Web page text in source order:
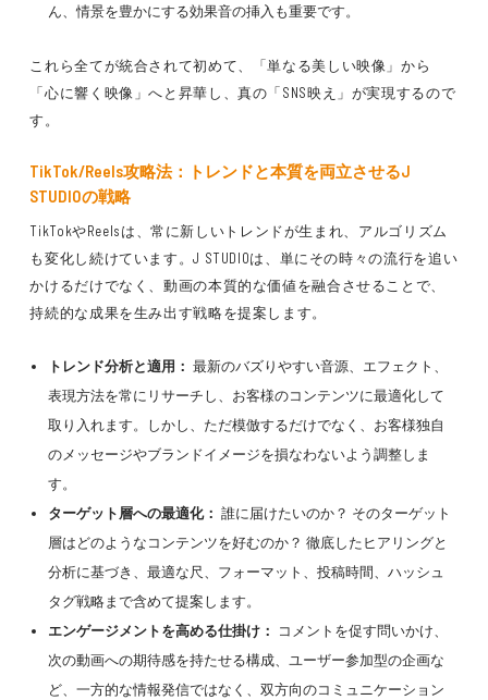
ん、情景を豊かにする効果音の挿入も重要です。
これら全てが統合されて初めて、「単なる美しい映像」から
「心に響く映像」へと昇華し、真の「SNS映え」が実現するので
す。
TikTok/Reels攻略法：トレンドと本質を両立させるJ
STUDIOの戦略
TikTokやReelsは、常に新しいトレンドが生まれ、アルゴリズム
も変化し続けています。J STUDIOは、単にその時々の流行を追い
かけるだけでなく、動画の本質的な価値を融合させることで、
持続的な成果を生み出す戦略を提案します。
トレンド分析と適用： 最新のバズりやすい音源、エフェクト、
表現方法を常にリサーチし、お客様のコンテンツに最適化して
取り入れます。しかし、ただ模倣するだけでなく、お客様独自
のメッセージやブランドイメージを損なわないよう調整しま
す。
ターゲット層への最適化： 誰に届けたいのか？ そのターゲット
層はどのようなコンテンツを好むのか？ 徹底したヒアリングと
分析に基づき、最適な尺、フォーマット、投稿時間、ハッシュ
タグ戦略まで含めて提案します。
エンゲージメントを高める仕掛け：
コメントを促す問いかけ、
次の動画への期待感を持たせる構成、ユーザー参加型の企画な
ど、一方的な情報発信ではなく、双方向のコミュニケーション